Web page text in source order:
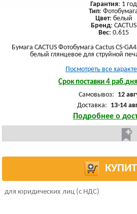
Гарантия: 1 год
Тип:
Цвет: белый
Бренд: CACTUS
Вес: 0.615
Бумага CACTUS Фотобумага Cactus CS-
белый глянцевое для струйной
Посмотреть все
Срок поставки 4
Самовывоз: 12
Доставка: 13-14
Подробнее о
для юридических лиц (с НДС)